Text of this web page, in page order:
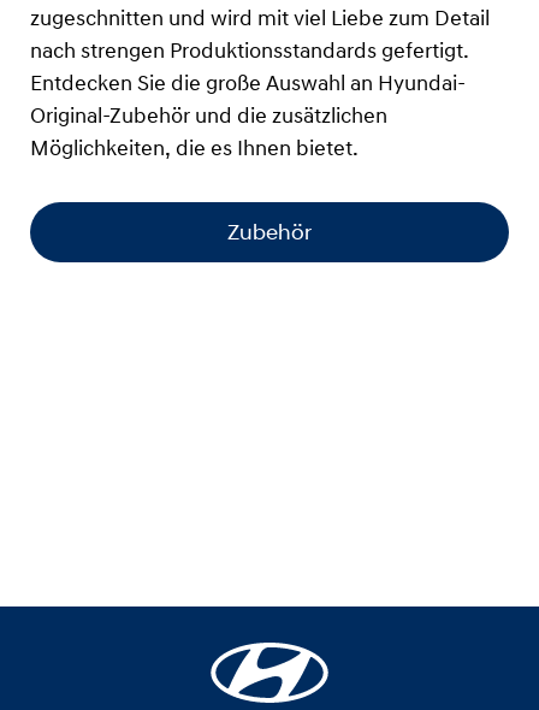
zugeschnitten und wird mit viel Liebe zum Detail
nach strengen Produktionsstandards gefertigt.
Entdecken Sie die große Auswahl an Hyundai-
Original-Zubehör und die zusätzlichen
Möglichkeiten, die es Ihnen bietet.
Zubehör